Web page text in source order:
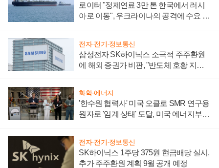
로이터 "정제연료 3만 톤 한국에서 러시
아로 이동", 우크라이나의 공격에 수요 늘
전자·전기·정보통신
삼성전자 SK하이닉스 소극적 주주환원
에 해외 증권가 비판, "반도체 호황 지속
화학·에너지
'한수원 협력사' 미국 오클로 SMR 연구용
원자로 '임계 상태' 도달, 미국 에너지부
전자·전기·정보통신
SK하이닉스 1주당 375원 현금배당 실시,
추가 주주환원 계획 9월 공개 예정